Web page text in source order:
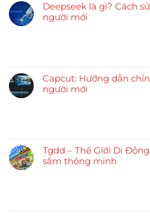
Deepseek là gì? Cách
người mới
Capcut: Hướng dẫn
người mới
Tgdd – Thế Giới Di
sắm thông minh